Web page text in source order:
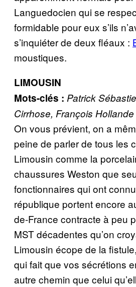
Languedocien qui se
formidable pour eux s’ils
s’inquiéter de deux fléaux :
moustiques.
LIMOUSIN
Mots-clés : Patrick
Cirrhose, François Hollande
On vous prévient, on a
peine de parler de tous les
Limousin comme la
chaussures Weston que
fonctionnaires qui ont
république portent encore
de-France contracte à peu
MST décadentes qu’on
Limousin écope de la
qui fait que vos sécrétions
autre chemin que celui